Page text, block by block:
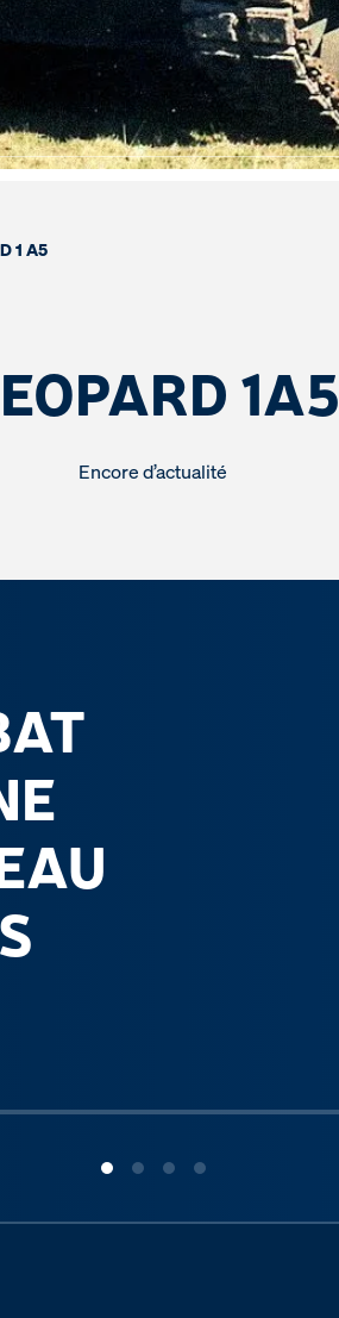
1 A5
1A5
Encore d’actualité